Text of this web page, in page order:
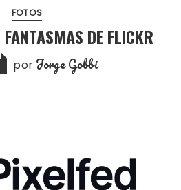
FOTOS
DE FLICKR
por Jorge Gobbi